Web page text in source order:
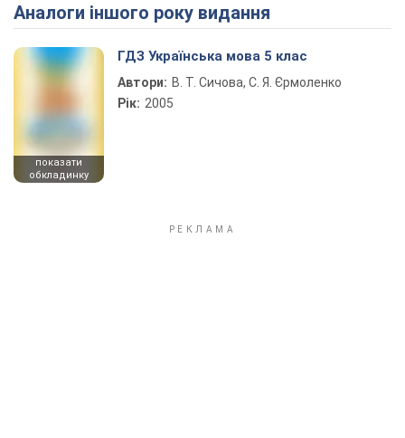
Play Video
Аналоги іншого року видання
показати
обкладинку
ГДЗ Українська мова 5 клас
Автори: В. Т. Сичова, С. Я. Єрмоленко
Рік: 2005